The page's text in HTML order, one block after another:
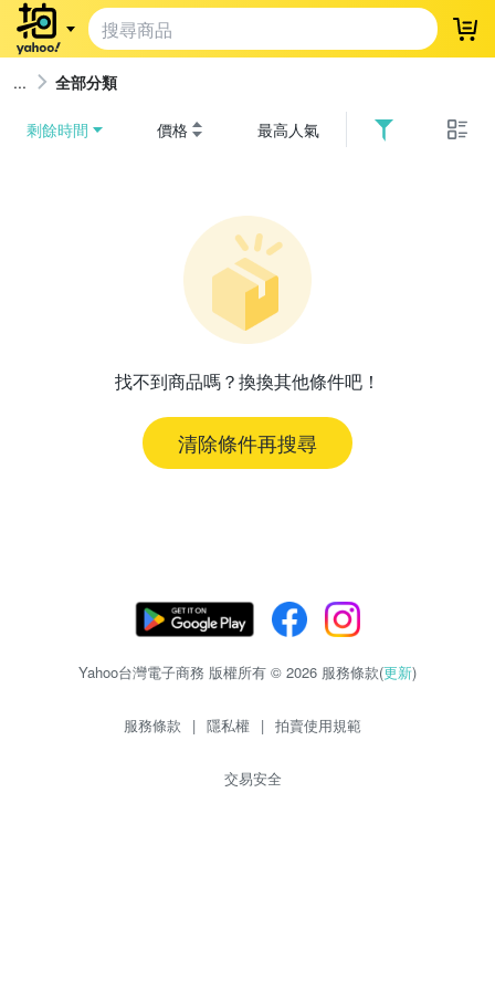
登
全部分類
剩餘時間 價格 最高人氣
找不到商品嗎？換換其他條件吧！
清除條件再搜尋
Yahoo台灣電子商務 版權所有 © 2026 服務條款(更新)
服務條款 | 隱私權 | 拍賣使用規範
交易安全